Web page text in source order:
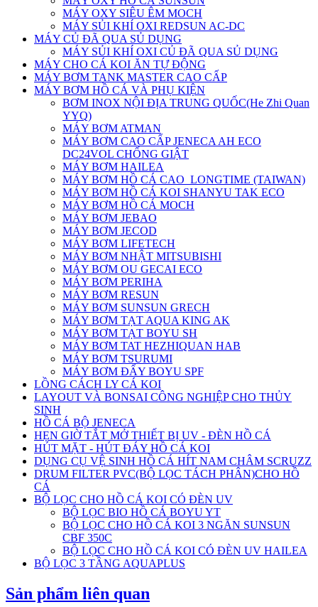
MÁY OXY SIÊU ÊM MOCH
MÁY SỦI KHÍ OXI REDSUN AC-DC
MÁY CỦ ĐÃ QUA SỦ DỤNG
MÁY SỦI KHÍ OXI CỦ ĐÃ QUA SỦ DỤNG
MÁY CHO CÁ KOI ĂN TỰ ĐỘNG
MÁY BƠM TANK MASTER CAO CẤP
MÁY BƠM HỒ CÁ VÀ PHỤ KIỆN
BƠM INOX NỘI ĐỊA TRUNG QUỐC(He Zhi Quan
YYQ)
MÁY BƠM ATMAN
MÁY BƠM CAO CẤP JENECA AH ECO
DC24VOL CHỐNG GIẬT
MÁY BƠM HAILEA
MÁY BƠM HỒ CÁ CAO_LONGTIME (TAIWAN)
MÁY BƠM HỒ CÁ KOI SHANYU TAK ECO
MÁY BƠM HỒ CÁ MOCH
MÁY BƠM JEBAO
MÁY BƠM JECOD
MÁY BƠM LIFETECH
MÁY BƠM NHẬT MITSUBISHI
MÁY BƠM OU GECAI ECO
MÁY BƠM PERIHA
MÁY BƠM RESUN
MÁY BƠM SUNSUN GRECH
MÁY BƠM TẠT AQUA KING AK
MÁY BƠM TẠT BOYU SH
MÁY BƠM TAT HEZHIQUAN HAB
MÁY BƠM TSURUMI
MÁY BƠM ĐẨY BOYU SPF
LỒNG CÁCH LY CÁ KOI
LAYOUT VÀ BONSAI CÔNG NGHIỆP CHO THỦY
SINH
HỒ CÁ BỘ JENECA
HẸN GIỜ TẮT MỞ THIẾT BỊ UV - ĐÈN HỒ CÁ
HÚT MẶT - HÚT ĐÁY HỒ CÁ KOI
DỤNG CỤ VỆ SINH HỒ CÁ HÍT NAM CHÂM SCRUZZ
DRUM FILTER PVC(BỘ LỌC TÁCH PHÂN)CHO HỒ
CÁ
BỘ LỌC CHO HỒ CÁ KOI CÓ ĐÈN UV
BỘ LỌC BIO HỒ CÁ BOYU YT
BỘ LỌC CHO HỒ CÁ KOI 3 NGĂN SUNSUN
CBF 350C
BỘ LỌC CHO HỒ CÁ KOI CÓ ĐÈN UV HAILEA
BỘ LỌC 3 TẦNG AQUAPLUS
Sản phẩm liên quan